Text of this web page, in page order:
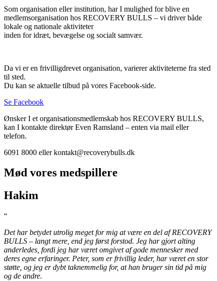
Som organisation eller institution, har I mulighed for blive en
medlemsorganisation hos RECOVERY BULLS – vi driver både
lokale og nationale aktiviteter
inden for idræt, bevægelse og socialt samvær.
Da vi er en frivilligdrevet organisation, varierer aktiviteterne fra sted
til sted.
Du kan se aktuelle tilbud på vores Facebook-side.
Se Facebook
Ønsker I et organisationsmedlemskab hos RECOVERY BULLS,
kan I kontakte direktør Even Ramsland – enten via mail eller
telefon.
6091 8000 eller kontakt@recoverybulls.dk
Mød vores medspillere
Hakim
“
Det har betydet utrolig meget for mig at være en del af RECOVERY
BULLS – langt mere, end jeg først forstod. Jeg har gjort alting
anderledes, fordi jeg har været omgivet af gode mennesker med
deres egne erfaringer. Peter, som er frivillig leder, har været en stor
støtte, og jeg er dybt taknemmelig for, at han bruger sin tid på mig
og de andre.